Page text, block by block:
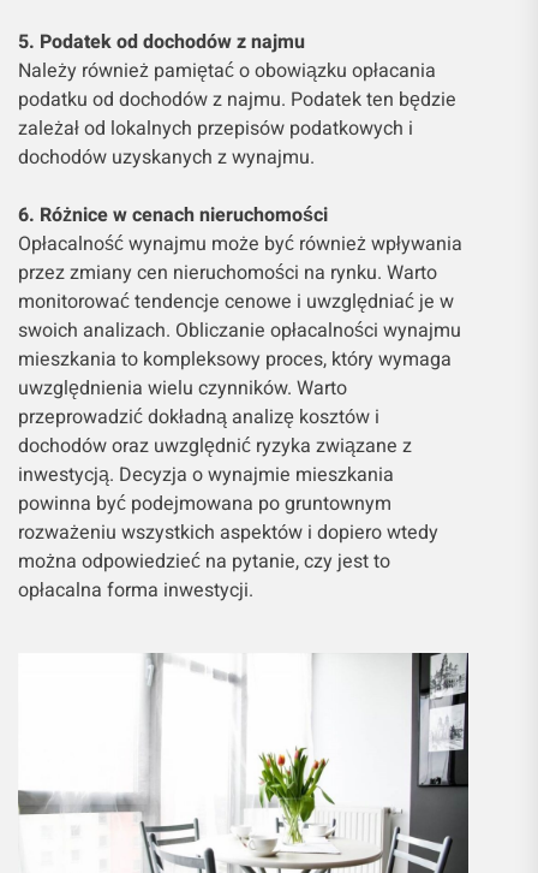
5. Podatek od dochodów z najmu
Należy również pamiętać o obowiązku opłacania
podatku od dochodów z najmu. Podatek ten będzie
zależał od lokalnych przepisów podatkowych i
dochodów uzyskanych z wynajmu.
6. Różnice w cenach nieruchomości
Opłacalność wynajmu może być również wpływania
przez zmiany cen nieruchomości na rynku. Warto
monitorować tendencje cenowe i uwzględniać je w
swoich analizach. Obliczanie opłacalności wynajmu
mieszkania to kompleksowy proces, który wymaga
uwzględnienia wielu czynników. Warto
przeprowadzić dokładną analizę kosztów i
dochodów oraz uwzględnić ryzyka związane z
inwestycją. Decyzja o wynajmie mieszkania
powinna być podejmowana po gruntownym
rozważeniu wszystkich aspektów i dopiero wtedy
można odpowiedzieć na pytanie, czy jest to
opłacalna forma inwestycji.